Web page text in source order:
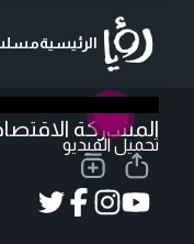
الرئيسية
تحميل الفيديو
المشاركة